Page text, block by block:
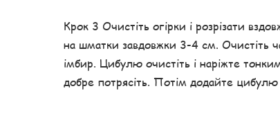
Крок 3 Очистіть огірки і розрізати
на шматки завдовжки 3-4 см. Очистіть
імбир. Цибулю очистіть і наріжте
добре потрясіть. Потім додайте